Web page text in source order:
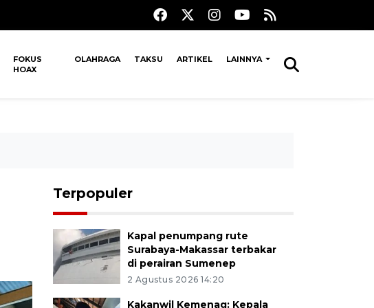
FOKUS
HOAX
OLAHRAGA TAKSU ARTIKEL LAINNYA
Terpopuler
Kapal penumpang rute
Surabaya-Makassar terbakar
di perairan Sumenep
2 Agustus 2026 14:20
Kakanwil Kemenag: Kepala